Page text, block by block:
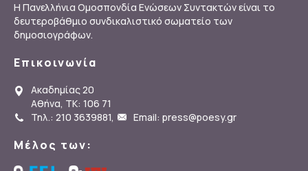
Η Πανελλήνια Ομοσπονδία Ενώσεων Συντακτών είναι το
δευτεροβάθμιο συνδικαλιστικό σωματείο των
δημοσιογράφων.
Επικοινωνία
Ακαδημίας 20
Αθήνα, ΤΚ: 106 71
Τηλ.: 210 3639881, Email: press@poesy.gr
Μέλος των: